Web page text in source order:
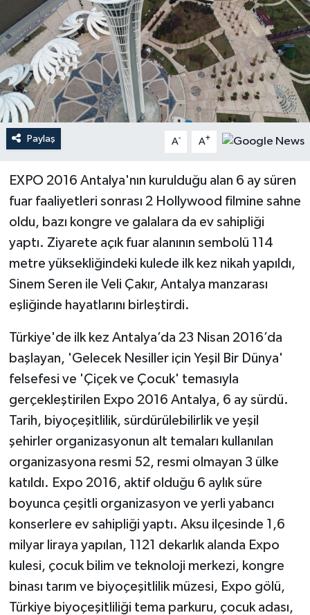
Paylaş A- A+
EXPO 2016 Antalya'nın kurulduğu alan 6 ay süren
fuar faaliyetleri sonrası 2 Hollywood filmine sahne
oldu, bazı kongre ve galalara da ev sahipliği
yaptı. Ziyarete açık fuar alanının sembolü 114
metre yüksekliğindeki kulede ilk kez nikah yapıldı,
Sinem Seren ile Veli Çakır, Antalya manzarası
eşliğinde hayatlarını birleştirdi.
Türkiye'de ilk kez Antalya’da 23 Nisan 2016’da
başlayan, 'Gelecek Nesiller için Yeşil Bir Dünya'
felsefesi ve 'Çiçek ve Çocuk' temasıyla
gerçekleştirilen Expo 2016 Antalya, 6 ay sürdü.
Tarih, biyoçeşitlilik, sürdürülebilirlik ve yeşil
şehirler organizasyonun alt temaları kullanılan
organizasyona resmi 52, resmi olmayan 3 ülke
katıldı. Expo 2016, aktif olduğu 6 aylık süre
boyunca çeşitli organizasyon ve yerli yabancı
konserlere ev sahipliği yaptı. Aksu ilçesinde 1,6
milyar liraya yapılan, 1121 dekarlık alanda Expo
kulesi, çocuk bilim ve teknoloji merkezi, kongre
binası tarım ve biyoçeşitlilik müzesi, Expo gölü,
Türkiye biyoçeşitliliği tema parkuru, çocuk adası,
KANALV Spor
Kültür Sanat
Magazin
Öğle Bülteni
Siyaset
Sosyal medya
Spor
Teknoloji
Televizyon
Turizm
Yaşam